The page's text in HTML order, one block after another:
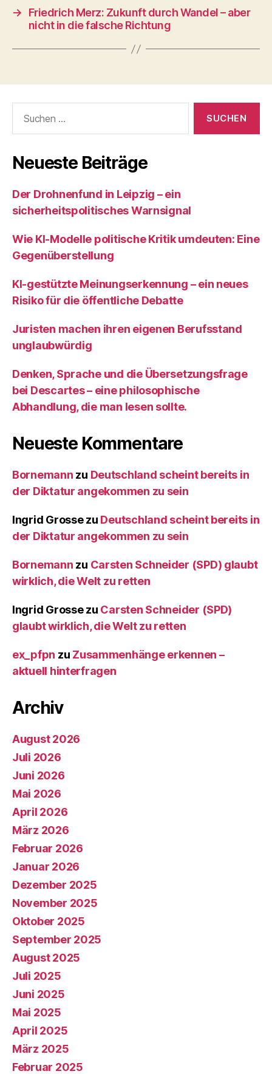
→
Friedrich Merz: Zukunft durch Wandel – aber
nicht in die falsche Richtung
nach:
Neueste Beiträge
Der Drohnenfund in Leipzig – ein
sicherheitspolitisches Warnsignal
Wie KI‑Modelle politische Kritik umdeuten: Eine
Gegenüberstellung
KI‑gestützte Meinungserkennung – ein neues
Risiko für die öffentliche Debatte
Juristen machen ihren eigenen Berufsstand
unglaubwürdig
Denken, Sprache und die Übersetzungsfrage
bei Descartes – eine philosophische
Abhandlung, die man lesen sollte.
Neueste Kommentare
Bornemann zu Deutschland scheint bereits in
der Diktatur angekommen zu sein
Ingrid Grossezu Deutschland scheint bereits in
der Diktatur angekommen zu sein
Bornemann zu Carsten Schneider (SPD) glaubt
wirklich, die Welt zu retten
Ingrid Grossezu Carsten Schneider (SPD)
glaubt wirklich, die Welt zu retten
ex_pfpn zu Zusammenhänge erkennen –
aktuell hinterfragen
Archiv
August 2026
Juli 2026
Juni 2026
Mai 2026
April 2026
März 2026
Februar 2026
Januar 2026
Dezember 2025
November 2025
Oktober 2025
September 2025
August 2025
Juli 2025
Juni 2025
Mai 2025
April 2025
März 2025
Februar 2025